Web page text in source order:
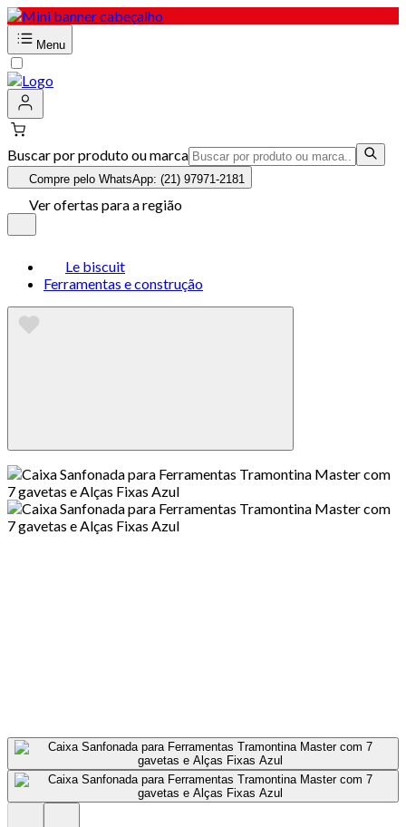
Menu
Buscar por produto ou marca
Compre pelo WhatsApp: (21) 97971-2181
Ver ofertas para a região
Le biscuit
Ferramentas e construção